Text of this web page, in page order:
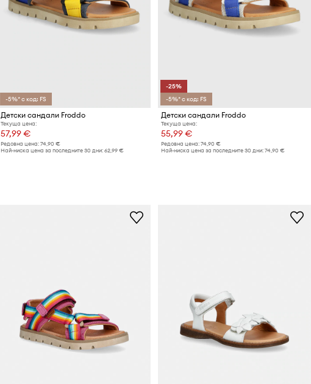
-5%* с код: FS
Детски сандали Froddo
Текуща цена:
57,99 €
Редовна цена: 74,90 €
Най-ниска цена за последните 30 дни: 62,99 €
-25%
-5%* с код: FS
Детски сандали Froddo
Текуща цена:
55,99 €
Редовна цена: 74,90 €
Най-ниска цена за последните 30 дни: 74,90 €